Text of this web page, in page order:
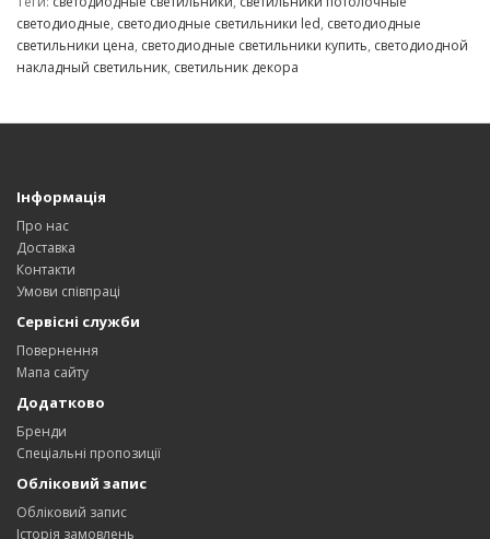
светодиодные, светодиодные светильники led, светодиодные
светильники цена, светодиодные светильники купить, светодиодной
накладный светильник, светильник декора
Інформація
Про нас
Доставка
Контакти
Умови співпраці
Сервісні служби
Повернення
Мапа сайту
Додатково
Бренди
Спеціальні пропозиції
Обліковий запис
Обліковий запис
Історія замовлень